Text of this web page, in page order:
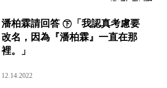
潘柏霖請回答 ㊦「我認真考慮要
改名，因為『潘柏霖』一直在那
裡。」
12.14.2022